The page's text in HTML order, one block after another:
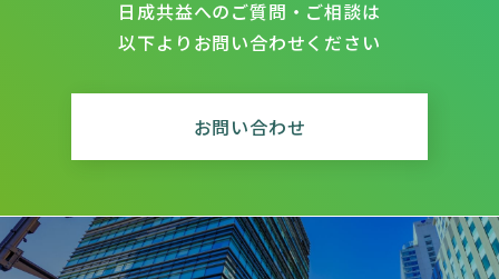
日成共益へのご質問・ご相談は
以下よりお問い合わせください
お問い合わせ